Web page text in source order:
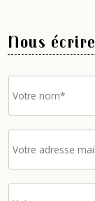
Nous écrire